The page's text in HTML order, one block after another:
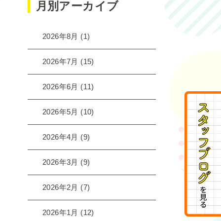
月別アーカイブ
2026年8月 (1)
2026年7月 (15)
2026年6月 (11)
2026年5月 (10)
2026年4月 (9)
2026年3月 (9)
2026年2月 (7)
2026年1月 (12)